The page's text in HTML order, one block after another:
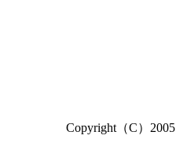
Copyright（C）2005